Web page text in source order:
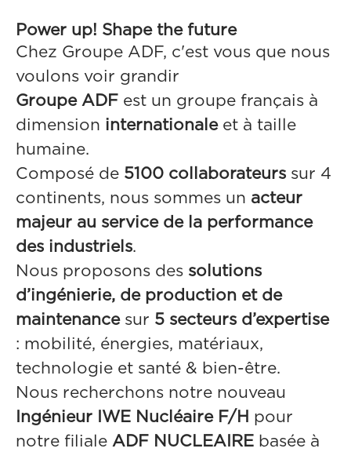
Power up! Shape the future
Chez Groupe ADF, c'est vous que nous
voulons voir grandir
Groupe ADF est un groupe français à
dimension internationale et à taille
humaine.
Composé de 5100 collaborateurs sur 4
continents, nous sommes un acteur
majeur au service de la performance
des industriels.
Nous proposons des solutions
d’ingénierie, de production et de
maintenancesur 5 secteurs d’expertise
: mobilité, énergies, matériaux,
technologie et santé & bien-être.
Nous recherchons notre nouveau
Ingénieur IWE Nucléaire F/H pour
notre filiale ADF NUCLEAIRE basée à